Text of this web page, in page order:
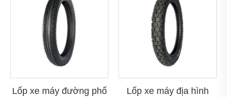
Lốp xe máy đường phố Lốp xe máy địa hình